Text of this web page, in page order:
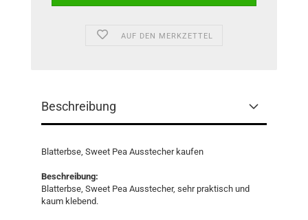
AUF DEN MERKZETTEL
Beschreibung
Blatterbse, Sweet Pea Ausstecher kaufen
Beschreibung:
Blatterbse, Sweet Pea Ausstecher, sehr praktisch und
kaum klebend.